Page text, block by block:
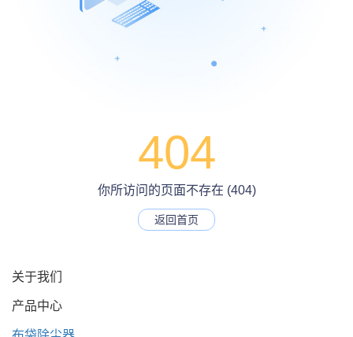
404
你所访问的页面不存在 (404)
返回首页
关于我们
产品中心